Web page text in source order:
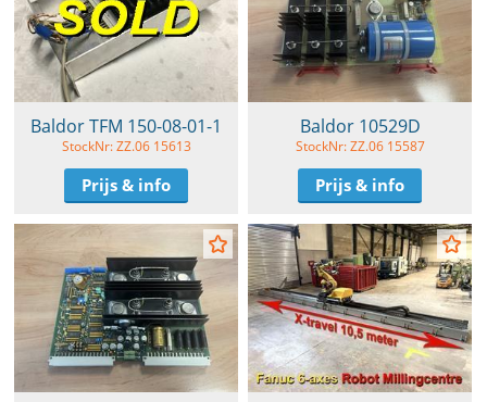
Baldor TFM 150-08-01-1
StockNr: ZZ.06 15613
Prijs & info
Baldor 10529D
StockNr: ZZ.06 15587
Prijs & info